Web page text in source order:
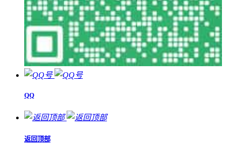
QQ
返回顶部